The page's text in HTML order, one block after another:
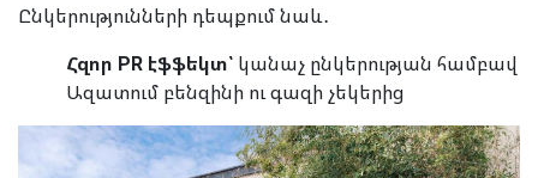
Ընկերությունների դեպքում նաև․
Հզոր PR էֆֆեկտ՝ կանաչ ընկերության համբավ
Ազատում բենզինի ու գազի չեկերից